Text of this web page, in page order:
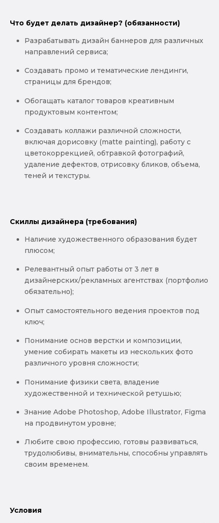
Что будет делать дизайнер? (обязанности)
Разрабатывать дизайн баннеров для различных
направлений сервиса;
Создавать промо и тематические лендинги,
страницы для брендов;
Обогащать каталог товаров креативным
продуктовым контентом;
Создавать коллажи различной сложности,
включая дорисовку (matte painting), работу с
цветокоррекцией, обтравкой фотографий,
удаление дефектов, отрисовку бликов, объема,
теней и текстуры.
Скиллы дизайнера (требования)
Наличие художественного образования будет
плюсом;
Релевантный опыт работы от 3 лет в
дизайнерских/рекламных агентствах (портфолио
обязательно);
Опыт самостоятельного ведения проектов под
ключ;
Понимание основ верстки и композиции,
умение собирать макеты из нескольких фото
различного уровня сложности;
Понимание физики света, владение
художественной и технической ретушью;
Знание Adobe Photoshop, Adobe Illustrator, Figma
на продвинутом уровне;
Любите свою профессию, готовы развиваться,
трудолюбивы, внимательны, способны управлять
своим временем.
Условия